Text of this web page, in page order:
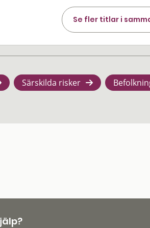
Se fler titlar i
Särskilda risker